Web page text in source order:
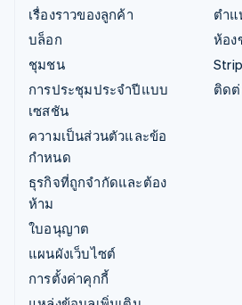
เรื่องราวของลูกค้า
บล็อก
ชุมชน
การประชุมประจำปีแบบ
เซสชัน
ความเป็นส่วนตัวและข้อ
กำหนด
ธุรกิจที่ถูกจำกัดและต้อง
ห้าม
ใบอนุญาต
แผนผังเว็บไซต์
การตั้งค่าคุกกี้
ตำแ
ห้อง
ติด